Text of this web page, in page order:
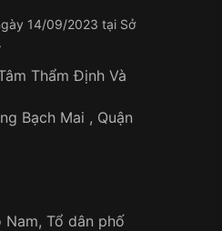
14/09/2023 tại Sở
Thẩm Định Và
Bạch Mai , Quận
Nam, Tổ dân phố